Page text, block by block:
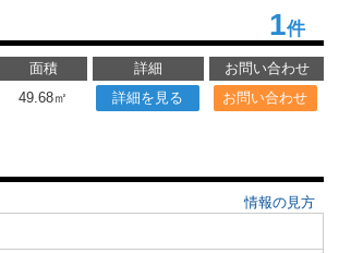
1件
面積 詳細
お問い合わせ
49.68㎡ 詳細を見る お問い合わせ
情報の見方